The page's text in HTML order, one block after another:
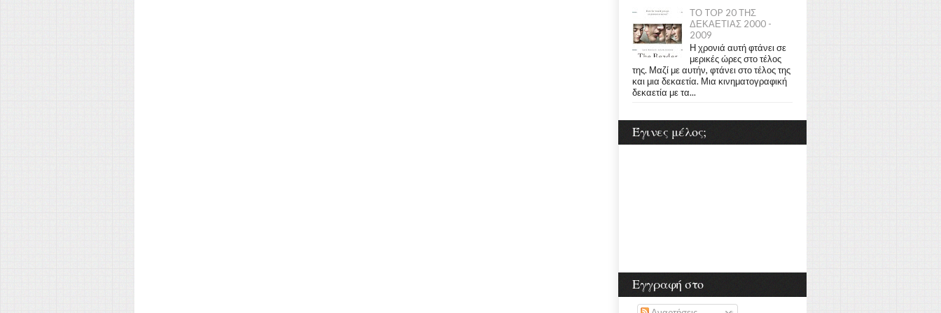
ΤΟ TOP 20 ΤΗΣ
ΔΕΚΑΕΤΙΑΣ 2000 -
2009
Η χρονιά αυτή φτάνει σε
μερικές ώρες στο τέλος
της. Μαζί με αυτήν, φτάνει στο τέλος της
και μια δεκαετία. Μια κινηματογραφική
δεκαετία με τα...
Έγινες μέλος;
Εγγραφή στο